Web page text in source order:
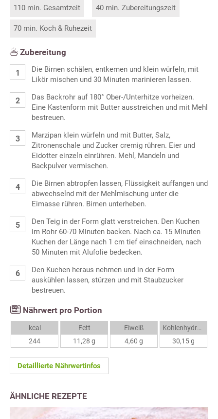
110 min. Gesamtzeit 40 min. Zubereitungszeit
70 min. Koch & Ruhezeit
Zubereitung
Die Birnen schälen, entkernen und klein würfeln, mit
Likör mischen und 30 Minuten marinieren lassen.
Das Backrohr auf 180° Ober-/Unterhitze vorheizen.
Eine Kastenform mit Butter ausstreichen und mit Mehl
bestreuen.
Marzipan klein würfeln und mit Butter, Salz,
Zitronenschale und Zucker cremig rühren. Eier und
Eidotter einzeln einrühren. Mehl, Mandeln und
Backpulver vermischen.
Die Birnen abtropfen lassen, Flüssigkeit auffangen und
abwechselnd mit der Mehlmischung unter die
Eimasse rühren. Birnen unterheben.
Den Teig in der Form glatt verstreichen. Den Kuchen
im Rohr 60-70 Minuten backen. Nach ca. 15 Minuten
Kuchen der Länge nach 1 cm tief einschneiden, nach
50 Minuten mit Alufolie bedecken.
Den Kuchen heraus nehmen und in der Form
auskühlen lassen, stürzen und mit Staubzucker
bestreuen.
Nährwert pro Portion
kcal
244
Fett
11,28 g
Eiweiß
4,60 g
Kohlenhydrate
30,15 g
Detaillierte Nährwertinfos
ÄHNLICHE REZEPTE